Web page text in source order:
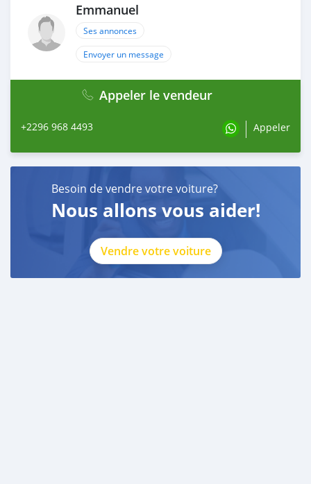
Emmanuel
Ses annonces
Envoyer un message
Appeler le vendeur
+2296 968 4493 Appeler
Besoin de vendre votre voiture?
Nous allons vous aider!
Vendre votre voiture